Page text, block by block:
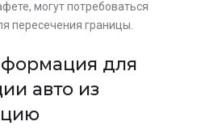
могут потребоваться
пересечения границы.
для
авто из